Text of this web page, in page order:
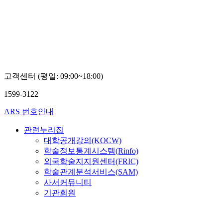
고객센터 (평일: 09:00~18:00)
1599-3122
ARS 번호안내
관련누리집
대학공개강의(KOCW)
학술정보통계시스템(Rinfo)
외국학술지지원센터(FRIC)
학술관계분석서비스(SAM)
사서커뮤니티
기관회원